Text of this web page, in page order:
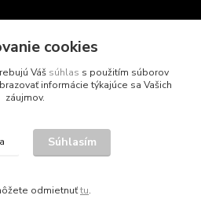
© 2013 - 2026
cookies
Váš súhlas s použitím súborov
informácie týkajúce sa Vašich
záujmov.
Súhlasím
odmietnuťtu.